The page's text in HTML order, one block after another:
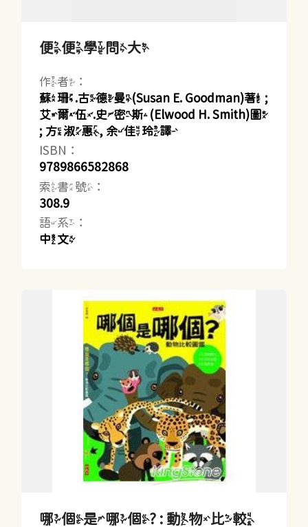
便便學問大
作者：
蘇珊.古德曼(Susan E. Goodman)著 ;
艾爾伍.史密斯(Elwood H. Smith)圖
; 方淑惠, 余佳玲譯
ISBN：
9789866582868
索書號：
308.9
語系：
中文
哪個是哪個? : 動物比較